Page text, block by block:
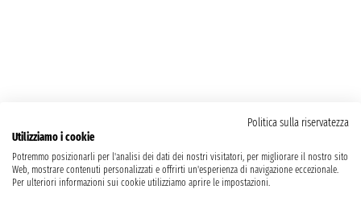
Politica sulla riservatezza
Utilizziamo i cookie
Potremmo posizionarli per l'analisi dei dati dei nostri visitatori, per migliorare il nostro sito
Web, mostrare contenuti personalizzati e offrirti un'esperienza di navigazione eccezionale.
Per ulteriori informazioni sui cookie utilizziamo aprire le impostazioni.